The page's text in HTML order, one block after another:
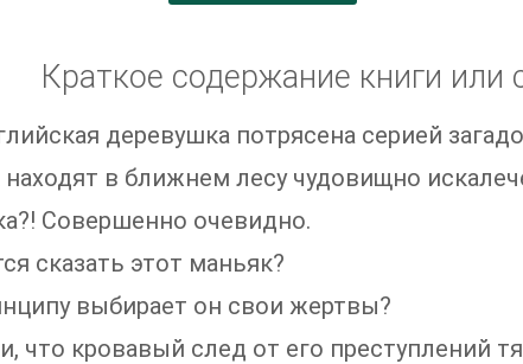
Краткое содержание книги или
деревушка потрясена серией
в ближнем лесу чудовищно
Совершенно очевидно.
сказать этот маньяк?
выбирает он свои жертвы?
что кровавый след от его преступлений